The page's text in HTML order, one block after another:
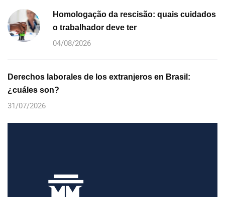
Homologação da rescisão: quais cuidados
o trabalhador deve ter
04/08/2026
Derechos laborales de los extranjeros en Brasil:
¿cuáles son?
31/07/2026